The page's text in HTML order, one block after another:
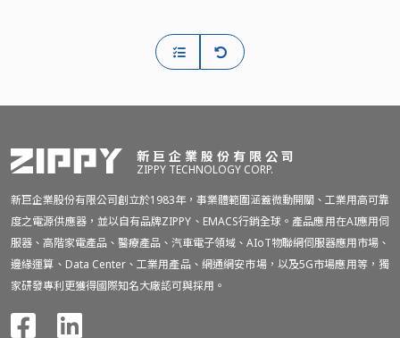
新巨企業股份有限公司
ZIPPY TECHNOLOGY CORP.
新巨企業股份有限公司創立於1983年，事業體範圍涵蓋微動開關、工業用高可靠
度之電源供應器，並以自有品牌ZIPPY、EMACS行銷全球。產品應用在AI應用伺
服器、高階家電產品、醫療產品、汽車電子領域、AIoT物聯網伺服器應用市場、
邊緣運算、Data Center、工業用產品、網通網安市場，以及5G市場應用等，獨
家研發專利更獲得國際知名大廠認可與採用。